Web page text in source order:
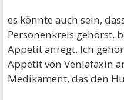
es könnte auch sein,
Personenkreis gehörst,
Appetit anregt. Ich
Appetit von Venlafaxin
Medikament, das den